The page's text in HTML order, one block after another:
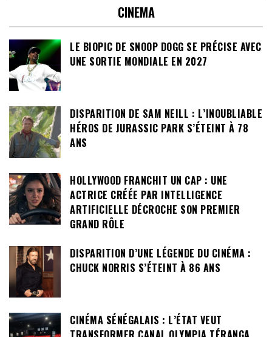
CINEMA
LE BIOPIC DE SNOOP DOGG SE PRÉCISE AVEC
UNE SORTIE MONDIALE EN 2027
DISPARITION DE SAM NEILL : L’INOUBLIABLE
HÉROS DE JURASSIC PARK S’ÉTEINT À 78
ANS
HOLLYWOOD FRANCHIT UN CAP : UNE
ACTRICE CRÉÉE PAR INTELLIGENCE
ARTIFICIELLE DÉCROCHE SON PREMIER
GRAND RÔLE
DISPARITION D’UNE LÉGENDE DU CINÉMA :
CHUCK NORRIS S’ÉTEINT À 86 ANS
CINÉMA SÉNÉGALAIS : L’ÉTAT VEUT